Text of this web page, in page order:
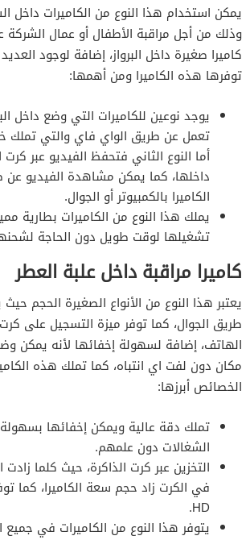
يمكن استخدام هذا النوع من الكاميرات داخل
وذلك من أجل مراقبة الأطفال أو عمال
كاميرا صغيرة داخل البرواز، إضافة لوجود
توفرها هذه الكاميرا ومن أهمها:
يوجد نوعين للكاميرات التي وضع داخل
تعمل عن طريق الواي فاي والتي تملك
أما النوع الثاني فتحفظ الفيديو عبر كرت
داخلها، كما يمكن مشاهدة الفيديو
الكاميرا بالكمبيوتر أو الجوال.
يملك هذا النوع من الكاميرات بطارية
تشغيلها لوقت طويل دون الحاجة
كاميرا مراقبة داخل علبة العطر
يعتبر هذا النوع من الأنواع الصغيرة الحجم
طريق الجوال، كما توفر ميزة التسجيل على كرت
الهاتف، إضافة لسهولة إخفائها لأنه يمكن
مكان دون لفت اي انتباه، كما تملك هذه
الخصائص أبرزها:
تملك دقة عالية ويمكن إخفائها بسهولة
الشغالات دون علمهم.
التخزين عبر كرت الذاكرة، حيث كلما
في الكرت زاد حجم سعة الكاميرا، كما
HD.
يتوفر هذا النوع من الكاميرات في جميع